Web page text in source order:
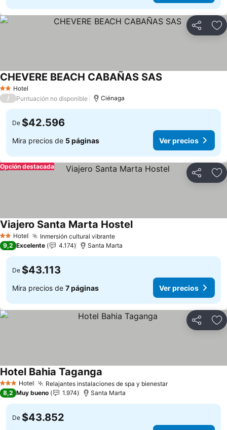
Compartir
2 Estrellas
Hotel
CHEVERE BEACH CABAÑAS SAS
/ Puntuación no disponible Ciénaga
De $42.596
Mira precios de 5 páginas Ver precios
Compartir
Opción destacada
2 Estrellas
Hotel Inmersión cultural vibrante
Viajero Santa Marta Hostel
9,2 Excelente 4.174 Santa Marta
De $43.113
Mira precios de 7 páginas Ver precios
Compartir
3 Estrellas
Hotel Relajantes instalaciones de spa y bienestar
Hotel Bahia Taganga
8,2 Muy bueno 1.974 Santa Marta
De $43.852